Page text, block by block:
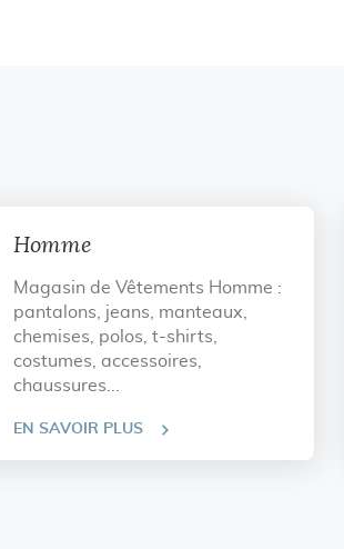
Homme
Magasin de Vêtements Homme :
pantalons, jeans, manteaux,
chemises, polos, t-shirts,
costumes, accessoires,
chaussures...
EN SAVOIR PLUS